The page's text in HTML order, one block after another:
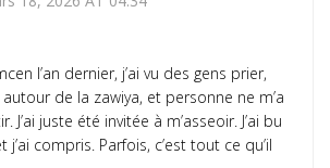
l’an dernier, j’ai vu des gens prier,
de la zawiya, et personne ne m’a
juste été invitée à m’asseoir. J’ai bu
j’ai compris. Parfois, c’est tout ce qu’il